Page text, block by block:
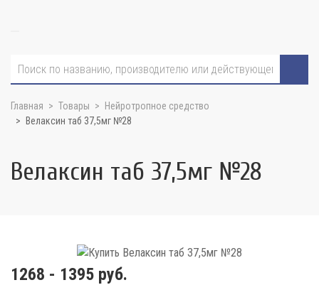
Главная Товары
Нейротропное средство
Велаксин таб 37,5мг №28
Велаксин таб 37,5мг №28
1268 - 1395 руб.